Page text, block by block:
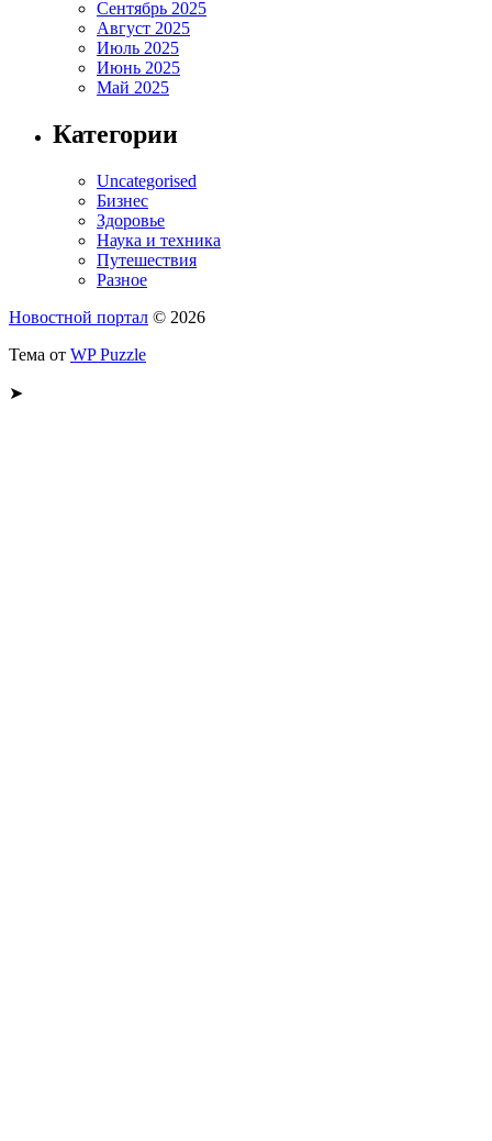
Сентябрь 2025
Август 2025
Июль 2025
Июнь 2025
Май 2025
Категории
Uncategorised
Бизнес
Здоровье
Наука и техника
Путешествия
Разное
Новостной портал © 2026
Тема от WP Puzzle
➤